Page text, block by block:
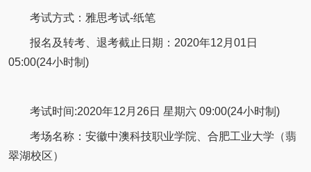
考试方式：雅思考试-纸笔
报名及转考、退考截止日期：2020年12月01日
05:00(24小时制)
考试时间:2020年12月26日 星期六 09:00(24小时制)
考场名称：安徽中澳科技职业学院、合肥工业大学（翡
翠湖校区）